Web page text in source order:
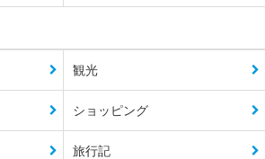
観光
ショッピング
旅行記